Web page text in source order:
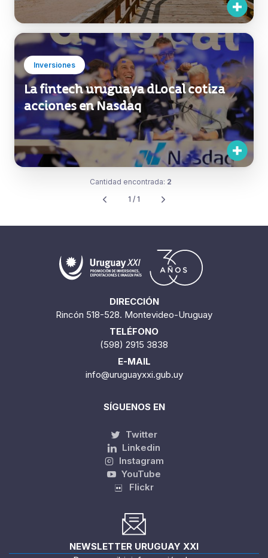
Inversiones
La fintech uruguaya dLocal cotiza
acciones en Nasdaq
Cantidad encontrada: 2
1 / 1
DIRECCIÓN
Rincón 518-528. Montevideo-Uruguay
TELÉFONO
(598) 2915 3838
E-MAIL
info@uruguayxxi.gub.uy
SÍGUENOS EN
Twitter
Linkedin
Instagram
YouTube
Flickr
NEWSLETTER URUGUAY XXI